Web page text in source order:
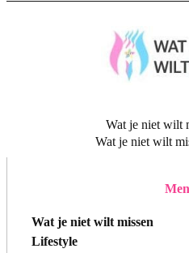
Wat je niet wilt
Wat je niet wilt
Wat je niet wilt missen
Lifestyle